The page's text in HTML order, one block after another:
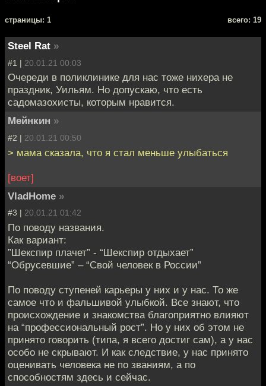
cтраницы: 1 всего: 19
Steel Rat »
#1 | 20.01.21 00:03
Очереди в поликлинике для нас тоже нихера не
праздник, Уильям. Но допускаю, что есть
садомазохисты, которым нравится.
Мейнкин »
#2 | 20.01.21 00:50
> мама сказала, что я стал меньше улыбаться
[воет]
VladHome »
#3 | 20.01.21 01:42
По поводу названия.
Как вариант:
”Шекспир плачет” - “Шекспир отдыхает”
“Обрусевшие” – “Свой человек в России”
По поводу ступеней карьеры у них и у нас. То же
самое что и фальшивой улыбкой. Все знают, что
происхождение и знакомства благоприятно влияют
на “профессиональный рост”. Но у них об этом не
принято говорить (типа, я всего достиг сам), а у нас
особо не скрывают. И как следствие, у нас принято
оценивать человека не по званиям, а по
способностям здесь и сейчас.